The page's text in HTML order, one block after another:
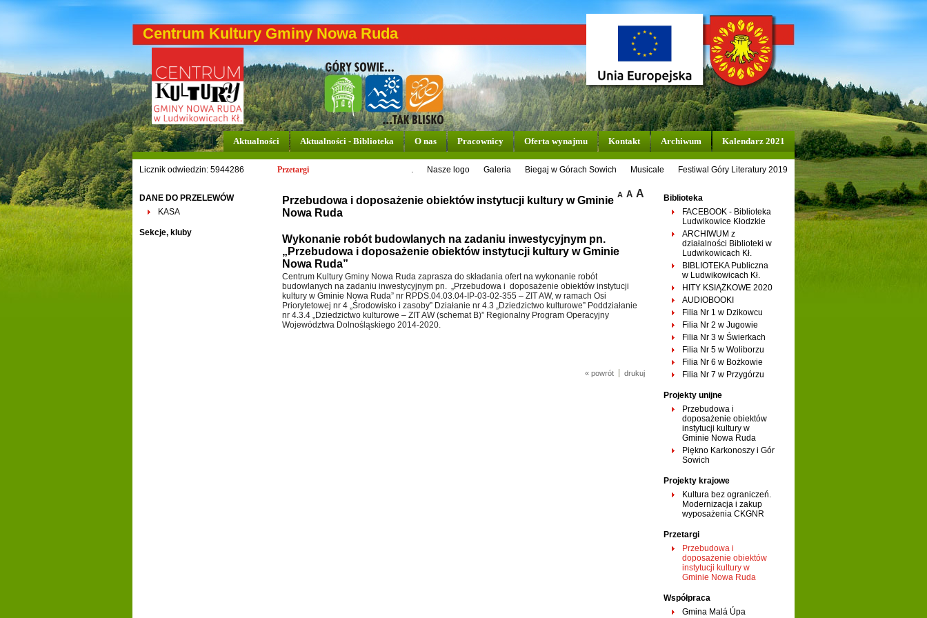
Centrum Kultury Gminy Nowa Ruda
Aktualności Aktualności - Biblioteka O nas Pracownicy Oferta wynajmu Kontakt Archiwum Kalendarz 2021
Licznik odwiedzin: 5944286 . Nasze logo Galeria Biegaj w Górach Sowich Musicale Festiwal Góry Literatury 2019
Przetargi
Biblioteka
FACEBOOK - Biblioteka
Ludwikowice Kłodzkie
ARCHIWUM z
działalności Biblioteki w
Ludwikowicach Kł.
BIBLIOTEKA Publiczna
w Ludwikowicach Kł.
HITY KSIĄŻKOWE 2020
AUDIOBOOKI
Filia Nr 1 w Dzikowcu
Filia Nr 2 w Jugowie
Filia Nr 3 w Świerkach
Filia Nr 5 w Woliborzu
Filia Nr 6 w Bożkowie
Filia Nr 7 w Przygórzu
Projekty unijne
Przebudowa i
doposażenie obiektów
instytucji kultury w
Gminie Nowa Ruda
Piękno Karkonoszy i Gór
Sowich
Projekty krajowe
Kultura bez ograniczeń.
Modernizacja i zakup
wyposażenia CKGNR
Przetargi
Przebudowa i
doposażenie obiektów
instytucji kultury w
Gminie Nowa Ruda
Współpraca
Gmina Malá Úpa
DANE DO PRZELEWÓW
KASA
Sekcje, kluby
A A A
Przebudowa i doposażenie obiektów instytucji kultury w Gminie
Nowa Ruda
Wykonanie robót budowlanych na zadaniu inwestycyjnym pn.
„Przebudowa i doposażenie obiektów instytucji kultury w Gminie
Nowa Ruda”
Centrum Kultury Gminy Nowa Ruda zaprasza do składania ofert na wykonanie robót
budowlanych na zadaniu inwestycyjnym pn. „Przebudowa i doposażenie obiektów instytucji
kultury w Gminie Nowa Ruda” nr RPDS.04.03.04-IP-03-02-355 – ZIT AW, w ramach Osi
Priorytetowej nr 4 „Środowisko i zasoby” Działanie nr 4.3 „Dziedzictwo kulturowe” Poddziałanie
nr 4.3.4 „Dziedzictwo kulturowe – ZIT AW (schemat B)” Regionalny Program Operacyjny
Województwa Dolnośląskiego 2014-2020.
drukuj
« powrót